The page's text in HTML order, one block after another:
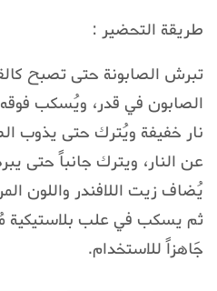
طريقة التحضير :
تبرش الصابونة حتى تصبح
الصابون في قدر، ويُسكب فوقه
نار خفيفة ويُترك حتى يذوب
عن النار، ويترك جانباً حتى
يُضاف زيت اللافندر واللون
ثم يسكب في علب
جَاهزاً للاستخدام.